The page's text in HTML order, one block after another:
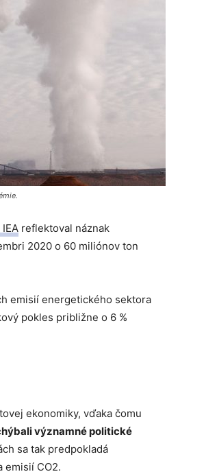
reflektoval náznak
2020 o 60 miliónov ton
emisií energetického sektora
pokles približne o 6 %
ekonomiky, vďaka čomu
významné politické
sa tak predpokladá
emisií CO2.